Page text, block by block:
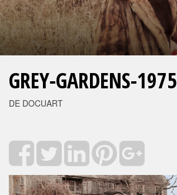
GREY-GARDENS-1975
DE DOCUART